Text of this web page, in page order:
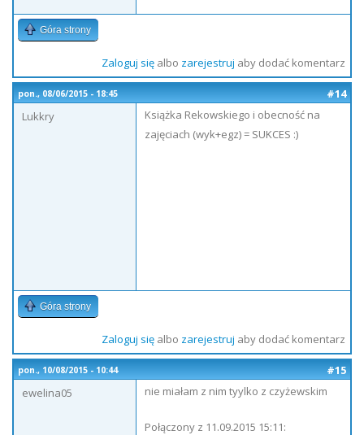
Góra strony
Zaloguj sięalbo zarejestruj aby dodać komentarz
pon., 08/06/2015 - 18:45
#14
Lukkry
Książka Rekowskiego i obecność na
zajęciach (wyk+egz) = SUKCES :)
Góra strony
Zaloguj sięalbo zarejestruj aby dodać komentarz
pon., 10/08/2015 - 10:44
#15
ewelina05
nie miałam z nim tyylko z czyżewskim
Połączony z 11.09.2015 15:11: